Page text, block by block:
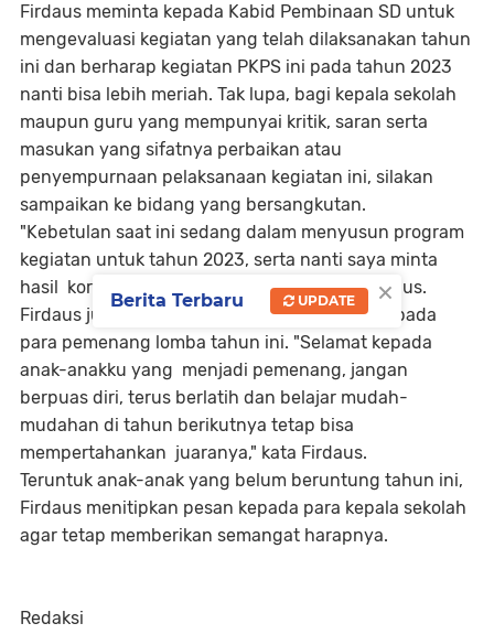
Firdaus meminta kepada Kabid Pembinaan SD untuk
mengevaluasi kegiatan yang telah dilaksanakan tahun
ini dan berharap kegiatan PKPS ini pada tahun 2023
nanti bisa lebih meriah. Tak lupa, bagi kepala sekolah
maupun guru yang mempunyai kritik, saran serta
masukan yang sifatnya perbaikan atau
penyempurnaan pelaksanaan kegiatan ini, silakan
sampaikan ke bidang yang bersangkutan.
"Kebetulan saat ini sedang dalam menyusun program
kegiatan untuk tahun 2023, serta nanti saya minta
hasil koreksi dan hasil evaluasinya," kata Firdaus.
Firdaus juga turut mengucapakan selamat kepada
para pemenang lomba tahun ini. "Selamat kepada
anak-anakku yang menjadi pemenang, jangan
berpuas diri, terus berlatih dan belajar mudah-
mudahan di tahun berikutnya tetap bisa
mempertahankan juaranya," kata Firdaus.
Teruntuk anak-anak yang belum beruntung tahun ini,
Firdaus menitipkan pesan kepada para kepala sekolah
agar tetap memberikan semangat harapnya.
Redaksi
×
Berita Terbaru UPDATE